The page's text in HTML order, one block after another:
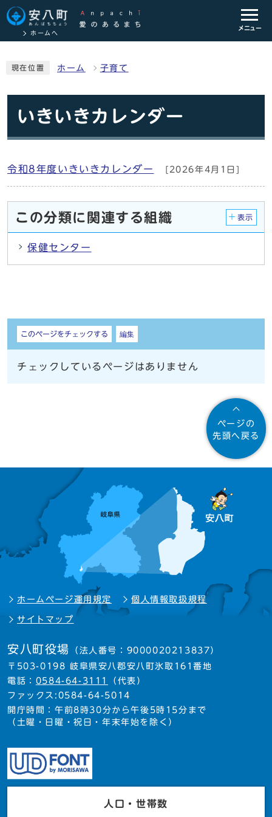
ホームへ
メニュー
現在位置 ホーム 子育て
いきいきカレンダー
令和8年度いきいきカレンダー [2026年4月1日]
この分類に関連する組織 表示
保健センター
しおり
このページをチェックする 編集
チェックしているページはありません
ページの
先頭へ戻る
ホームページ運用規定 個人情報取扱規程
サイトマップ
安八町役場 （法人番号：9000020213837）
〒503-0198 岐阜県安八郡安八町氷取161番地
電話： 0584-64-3111
（代表）
ファックス:0584-64-5014
開庁時間：午前8時30分から午後5時15分まで
（土曜・日曜・祝日・年末年始を除く）
人口・世帯数